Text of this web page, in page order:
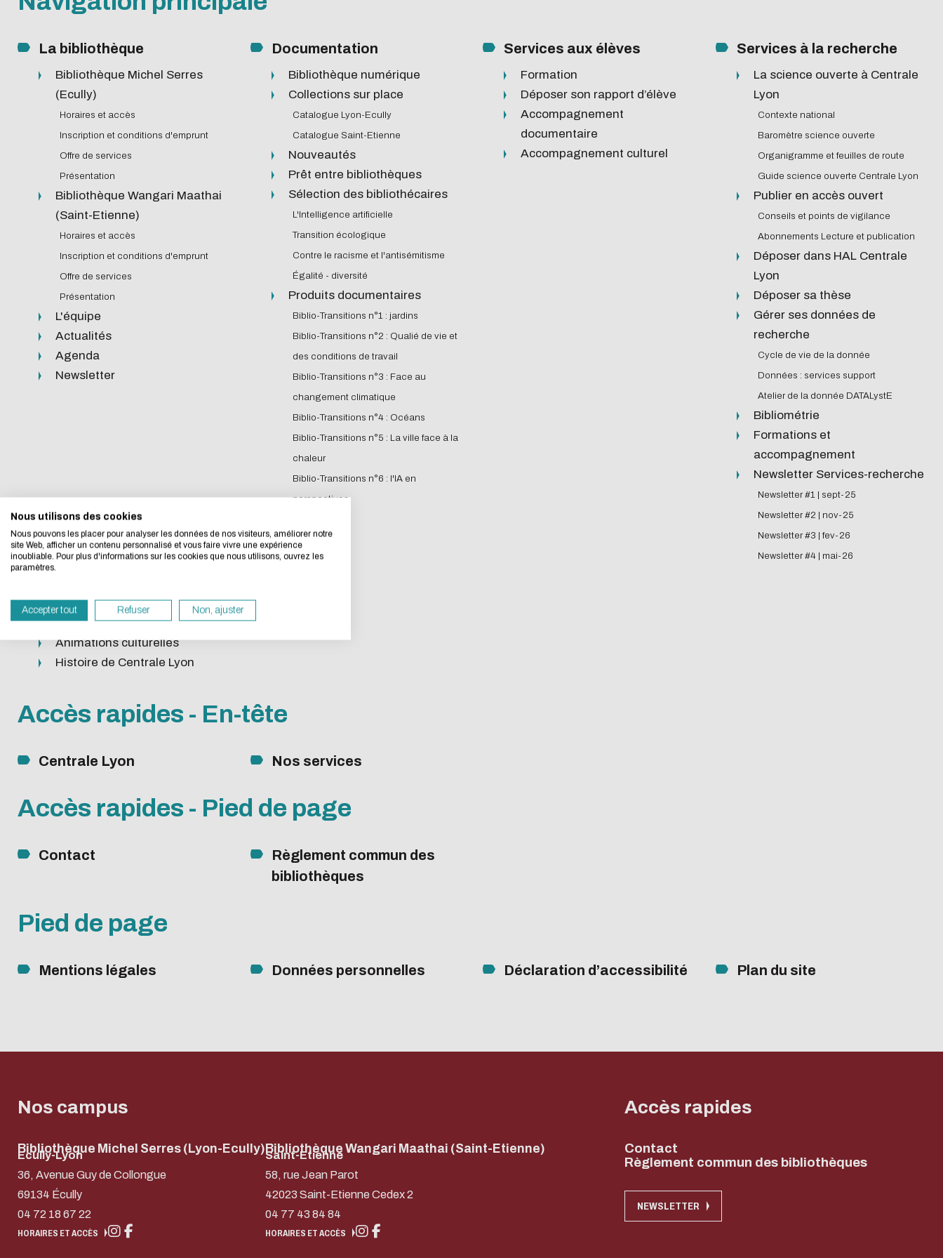
Transition écologique
Contre le racisme et
l'antisémitisme
vie et des conditions de travail
Biblio-Transitions n°3 : Face au
changement climatique
Biblio-Transitions n°4 : Océans
Biblio-Transitions n°5 : La ville
face à la chaleur
Biblio-Transitions n°6 : l'IA en
Gérer ses données de
recherche
Atelier de la donnée DATALystE
Bibliométrie
Formations et
accompagnement
Newsletter Services-
recherche
Newsletter #3 | fev-26
Newsletter #4 | mai-26
L'écoconception, ça vous concerne aussi !
Si vous aussi vous souhaitez diminuer drastiquement les besoins énergétiques nécessaires à votre
vous deviendrez ainsi un acteur majeur de l’écoconception.
Merci pour votre contribution !
La bibliothèque
Bibliothèque Michel Serres
(Ecully)
Horaires et accès
Inscription et conditions d'emprunt
Offre de services
Présentation
Bibliothèque Wangari Maathai
(Saint-Etienne)
Horaires et accès
Inscription et conditions d'emprunt
Offre de services
Présentation
L'équipe
Actualités
Agenda
Newsletter
Documentation
Bibliothèque numérique
Collections sur place
Catalogue Lyon-Ecully
Catalogue Saint-Etienne
Nouveautés
Prêt entre bibliothèques
Sélection des bibliothécaires
L'Intelligence artificielle
Transition écologique
Contre le racisme et l'antisémitisme
Égalité - diversité
Produits documentaires
Biblio-Transitions n°1 : jardins
Biblio-Transitions n°2 : Qualié de vie et
des conditions de travail
Biblio-Transitions n°3 : Face au
changement climatique
Biblio-Transitions n°4 : Océans
Biblio-Transitions n°5 : La ville face à la
chaleur
Biblio-Transitions n°6 : l'IA en
perspectives
Services aux élèves
Formation
Déposer son rapport d’élève
Accompagnement
documentaire
Accompagnement culturel
Services à la recherche
La science ouverte à Centrale
Lyon
Contexte national
Baromètre science ouverte
Organigramme et feuilles de route
Guide science ouverte Centrale Lyon
Publier en accès ouvert
Conseils et points de vigilance
Abonnements Lecture et publication
Déposer dans HAL Centrale
Lyon
Déposer sa thèse
Gérer ses données de
recherche
Cycle de vie de la donnée
Données : services support
Atelier de la donnée DATALystE
Bibliométrie
Formations et
accompagnement
Newsletter Services-recherche
Newsletter #1 | sept-25
Newsletter #2 | nov-25
Newsletter #3 | fev-26
Newsletter #4 | mai-26
Histoire et culture
Animations culturelles
Histoire de Centrale Lyon
Accès rapides - En-tête
Centrale Lyon Nos services
Accès rapides - Pied de page
Contact
Règlement commun des
bibliothèques
Pied de page
Mentions légales Données personnelles Déclaration d’accessibilité Plan du site
Nos campus
Bibliothèque Michel Serres (Lyon-Ecully)
Ecully-Lyon
36, Avenue Guy de Collongue
69134 Écully
04 72 18 67 22
HORAIRES ET ACCÈS
Bibliothèque Wangari Maathai (Saint-Etienne)
Saint-Etienne
58, rue Jean Parot
42023 Saint-Etienne Cedex 2
04 77 43 84 84
HORAIRES ET ACCÈS
Accès rapides
Contact
Règlement commun des bibliothèques
NEWSLETTER
Nous utilisons des cookies
Nous pouvons les placer pour analyser les données de nos visiteurs, améliorer notre
site Web, afficher un contenu personnalisé et vous faire vivre une expérience
inoubliable. Pour plus d'informations sur les cookies que nous utilisons, ouvrez les
paramètres.
Accepter tout Refuser Non, ajuster